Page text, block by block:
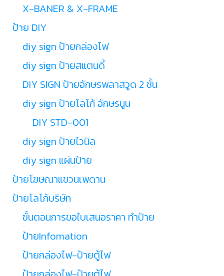
X-BANER & X-FRAME
ป้าย DIY
diy sign ป้ายกล่องไฟ
diy sign ป้ายสแตนดี้
DIY SIGN ป้ายอักษรพลาสวูด 2 ชั้น
diy sign ป้ายโลโก้ อักษรนูน
DIY STD-001
diy sign ป้ายไวนิล
diy sign แผ่นป้าย
ป้ายโฆษณาแขวนเพดาน
ป้ายโลโก้บริษัท
ขั้นตอนการขอใบเสนอราคา ทำป้าย
ป้ายInfomation
ป้ายกล่องไฟ-ป้ายตู้ไฟ